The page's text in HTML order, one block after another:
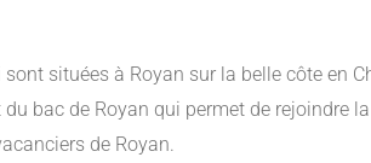
situées à Royan sur la belle côte en
bac de Royan qui permet de rejoindre
de Royan.